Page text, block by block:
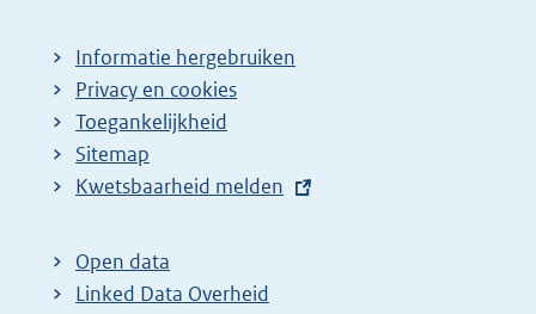
Informatie hergebruiken
Privacy en cookies
Toegankelijkheid
Sitemap
E
t
e
Kwetsbaarheid melden
Open data
Linked Data Overheid